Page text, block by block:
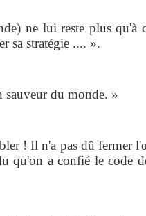
ne lui reste plus qu'à
sa stratégie .... ».
sauveur du monde. »
! Il n'a pas dû fermer
qu'on a confié le code